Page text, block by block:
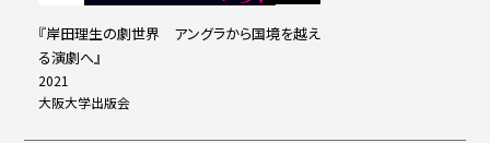
『岸田理生の劇世界 アングラから国境を越え
る演劇へ』
2021
大阪大学出版会